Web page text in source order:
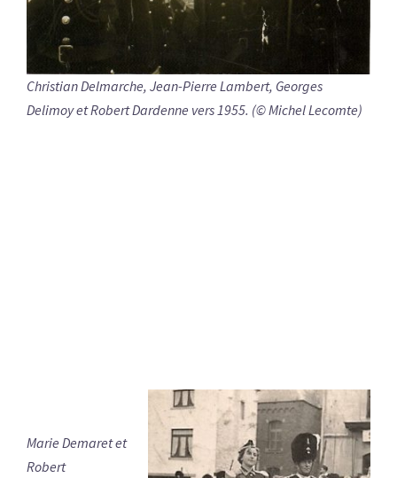
Christian Delmarche, Jean-Pierre Lambert, Georges
Delimoy et Robert Dardenne vers 1955. (© Michel Lecomte)
Marie Demaret et
Robert